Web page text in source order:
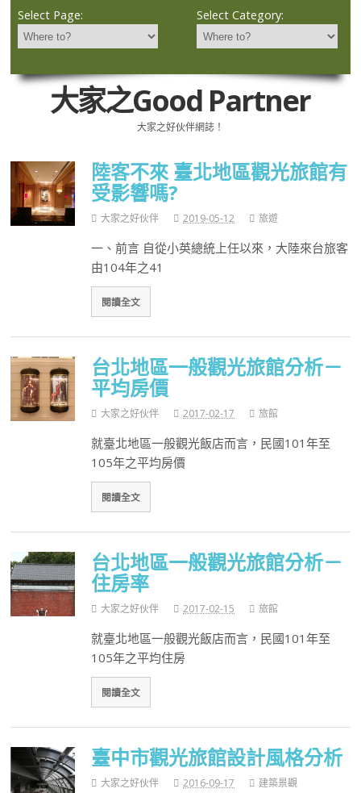
Select Page: Select Category:
大家之Good Partner
大家之好伙伴網誌！
陸客不來 臺北地區觀光旅館有
受影響嗎?
大家之好伙伴 2019-05-12 旅遊
一、前言 自從小英總統上任以來，大陸來台旅客
由104年之41
閱讀全文
台北地區一般觀光旅館分析－
平均房價
大家之好伙伴 2017-02-17 旅館
就臺北地區一般觀光飯店而言，民國101年至
105年之平均房價
閱讀全文
台北地區一般觀光旅館分析－
住房率
大家之好伙伴 2017-02-15 旅館
就臺北地區一般觀光飯店而言，民國101年至
105年之平均住房
閱讀全文
臺中市觀光旅館設計風格分析
大家之好伙伴 2016-09-17 建築景觀